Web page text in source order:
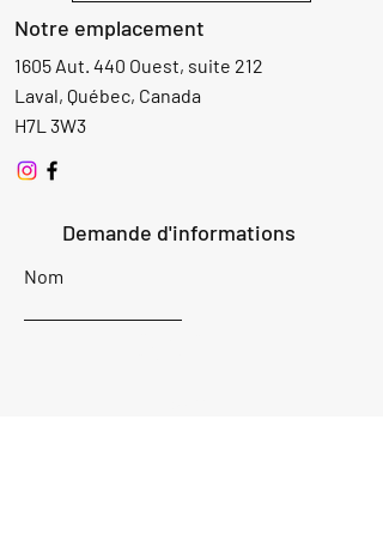
Notre emplacement
1605 Aut. 440 Ouest, suite 212
Laval, Québec, Canada
H7L 3W3
Demande d'informations
Nom